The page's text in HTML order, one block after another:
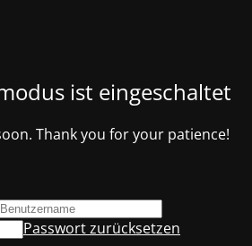
ist eingeschaltet
Thank you for your patience!
Passwort zurücksetzen